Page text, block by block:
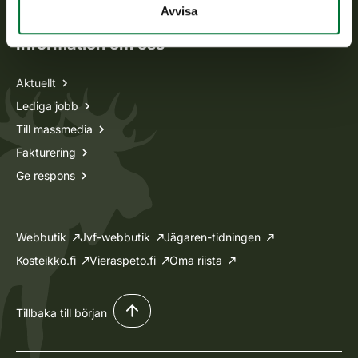
Avvisa
Information om oss
Aktuellt
Lediga jobb
Till massmedia
Fakturering
Ge respons
Webbutik Jvf-webbutik
Jägaren-tidningen
Kosteikko.fi
Vieraspeto.fi Oma riista
Tillbaka till början